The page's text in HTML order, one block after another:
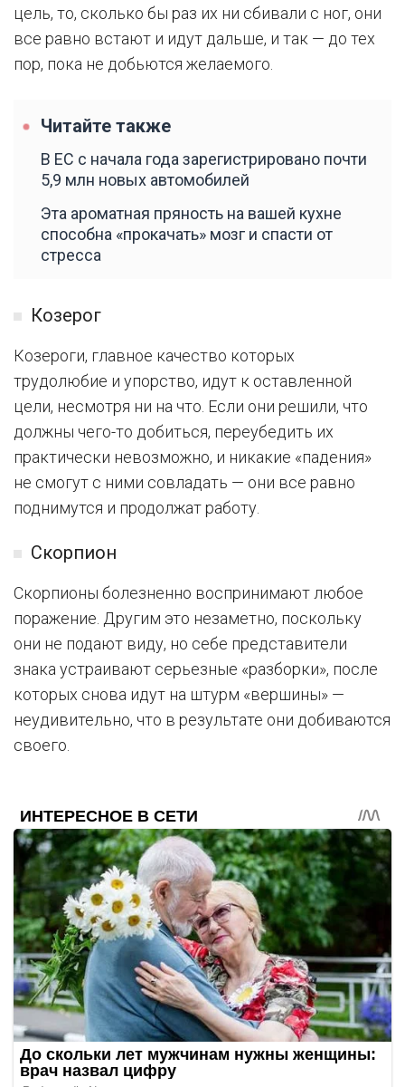
цель, то, сколько бы раз их ни сбивали с ног, они
все равно встают и идут дальше, и так — до тех
пор, пока не добьются желаемого.
Читайте также
В ЕС с начала года зарегистрировано почти
5,9 млн новых автомобилей
Эта ароматная пряность на вашей кухне
способна «прокачать» мозг и спасти от
стресса
Козерог
Козероги, главное качество которых
трудолюбие и упорство, идут к оставленной
цели, несмотря ни на что. Если они решили, что
должны чего-то добиться, переубедить их
практически невозможно, и никакие «падения»
не смогут с ними совладать — они все равно
поднимутся и продолжат работу.
Скорпион
Скорпионы болезненно воспринимают любое
поражение. Другим это незаметно, поскольку
они не подают виду, но себе представители
знака устраивают серьезные «разборки», после
которых снова идут на штурм «вершины» —
неудивительно, что в результате они добиваются
своего.